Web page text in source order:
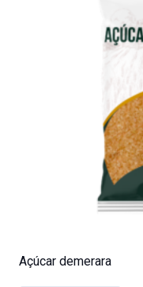
Açúcar demerara